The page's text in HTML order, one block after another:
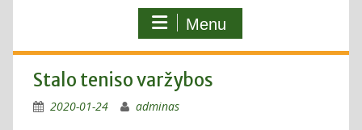
Menu
Stalo teniso varžybos
2020-01-24 adminas